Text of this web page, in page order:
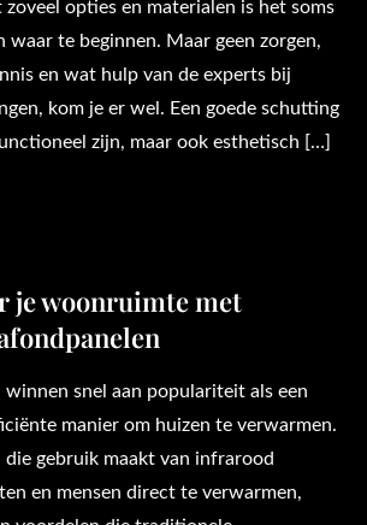
zoveel opties en materialen is het soms
waar te beginnen. Maar geen zorgen,
en wat hulp van de experts bij
kom je er wel. Een goede schutting
zijn, maar ook esthetisch […]
je woonruimte met
winnen snel aan populariteit als een
manier om huizen te verwarmen.
die gebruik maakt van infrarood
en mensen direct te verwarmen,